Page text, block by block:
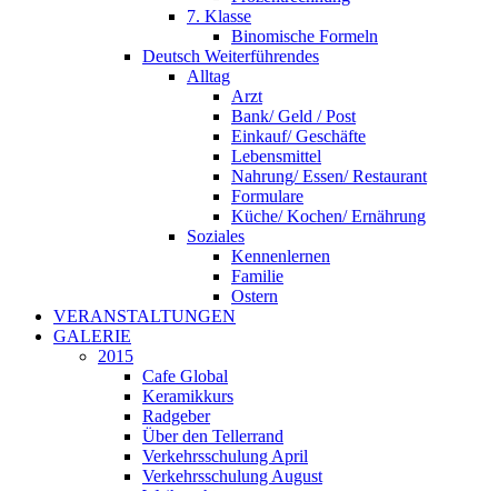
7. Klasse
Binomische Formeln
Deutsch Weiterführendes
Alltag
Arzt
Bank/ Geld / Post
Einkauf/ Geschäfte
Lebensmittel
Nahrung/ Essen/ Restaurant
Formulare
Küche/ Kochen/ Ernährung
Soziales
Kennenlernen
Familie
Ostern
VERANSTALTUNGEN
GALERIE
2015
Cafe Global
Keramikkurs
Radgeber
Über den Tellerrand
Verkehrsschulung April
Verkehrsschulung August